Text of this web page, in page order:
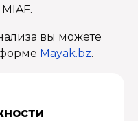
вы можете
Mayak.bz.